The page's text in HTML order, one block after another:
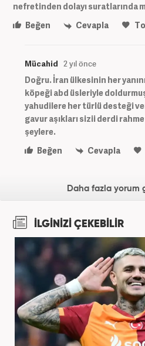
nefretinden dolayı suratlarında
Beğen
Cevapla
Mücahid 2 yıl önce
Doğru. İran ülkesinin her
köpeği abd üsleriyle
yahudilere her türlü desteği
gavur aşıkları sizii derdi
şeylere.
Beğen
Cevapla
Daha fazla yorum
İLGİNİZİ ÇEKEBİLİR